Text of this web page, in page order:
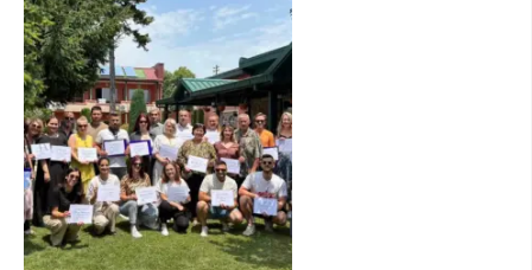
ИСТОРИЈАТ НА ДВИЖЕЊЕТО
СТРУКТУРА НА ОРГАНИЗАЦИЈАТА
КОНТАКТ ИНФОРМАЦИИ
ЧЛЕНСТВО ВО ПРОФЕСИОНАЛНИ ТЕЛА
ЗАКОН ЗА ЦКРМ